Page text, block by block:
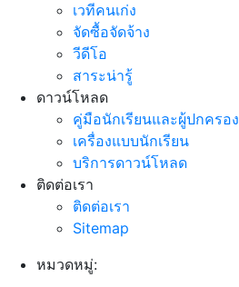
เวทีคนเก่ง
จัดซื้อจัดจ้าง
วีดีโอ
สาระน่ารู้
ดาวน์โหลด
คู่มือนักเรียนและผู้ปกครอง
เครื่องแบบนักเรียน
บริการดาวน์โหลด
ติดต่อเรา
ติดต่อเรา
Sitemap
หมวดหมู่: